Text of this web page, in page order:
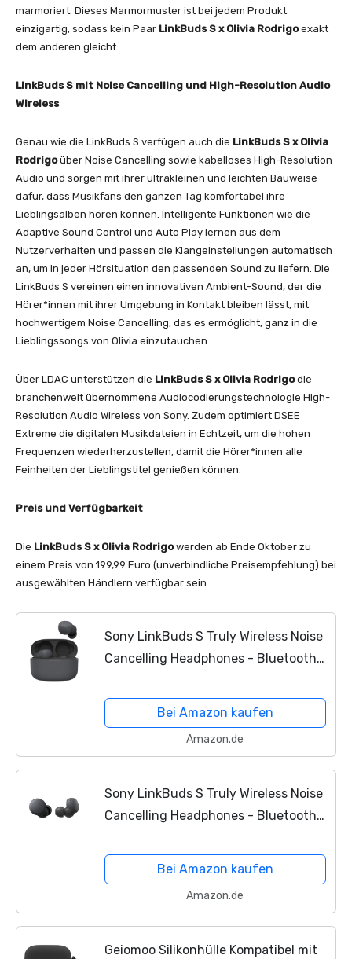
marmoriert. Dieses Marmormuster ist bei jedem Produkt
einzigartig, sodass kein Paar LinkBuds S x Olivia Rodrigoexakt
dem anderen gleicht.
LinkBuds S mit Noise Cancelling und High-Resolution Audio
Wireless
Genau wie die LinkBuds S verfügen auch die LinkBuds S x Olivia
Rodrigoüber Noise Cancelling sowie kabelloses High-Resolution
Audio und sorgen mit ihrer ultrakleinen und leichten Bauweise
dafür, dass Musikfans den ganzen Tag komfortabel ihre
Lieblingsalben hören können. Intelligente Funktionen wie die
Adaptive Sound Control und Auto Play lernen aus dem
Nutzerverhalten und passen die Klangeinstellungen automatisch
an, um in jeder Hörsituation den passenden Sound zu liefern. Die
LinkBuds S vereinen einen innovativen Ambient-Sound, der die
Hörer*innen mit ihrer Umgebung in Kontakt bleiben lässt, mit
hochwertigem Noise Cancelling, das es ermöglicht, ganz in die
Lieblingssongs von Olivia einzutauchen.
Über LDAC unterstützen die LinkBuds S x Olivia Rodrigodie
branchenweit übernommene Audiocodierungstechnologie High-
Resolution Audio Wireless von Sony. Zudem optimiert DSEE
Extreme die digitalen Musikdateien in Echtzeit, um die hohen
Frequenzen wiederherzustellen, damit die Hörer*innen alle
Feinheiten der Lieblingstitel genießen können.
Preis und Verfügbarkeit
Die LinkBuds S x Olivia Rodrigowerden ab Ende Oktober zu
einem Preis von 199,99 Euro (unverbindliche Preisempfehlung) bei
ausgewählten Händlern verfügbar sein.
Sony LinkBuds S Truly Wireless Noise
Cancelling Headphones - Bluetooth®
Stunden Akkulaufzeit mit Ladecase
(Generalüberholt)
Bei Amazon kaufen
Amazon.de
Sony LinkBuds S Truly Wireless Noise
Cancelling Headphones - Bluetooth®
Stunden Akkulaufzeit mit Ladecase -
Optimiert für...
Bei Amazon kaufen
Amazon.de
Geiomoo Silikonhülle Kompatibel mit